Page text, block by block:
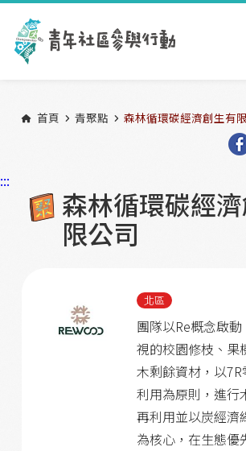
跳到主要內容區塊
首頁 青聚點 森林循環碳經濟創生有
:::
森林循環碳經
限公司
北區
團隊以Re概念啟
視的校園修枝、果
木剩餘資材，以
利用為原則，進行
再利用並以炭經濟
為核心，在生態優